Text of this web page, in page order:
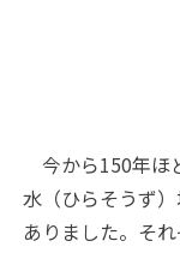
今から150年ほ
水（ひらそうず
ありました。そ